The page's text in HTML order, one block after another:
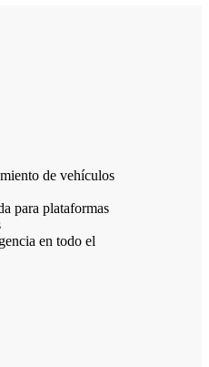
de vehículos
para plataformas
en todo el